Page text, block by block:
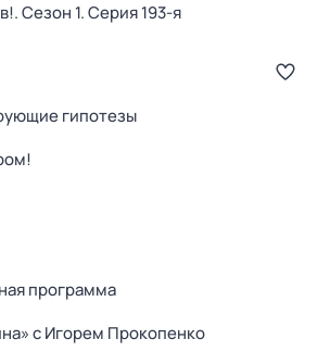
. Сезон 1. Серия 193-я
гипотезы
программа
с Игорем Прокопенко